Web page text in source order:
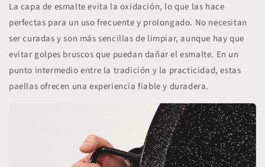
La capa de esmalte evita la oxidación, lo que las hace
perfectas para un uso frecuente y prolongado. No necesitan
ser curadas y son más sencillas de limpiar, aunque hay que
evitar golpes bruscos que puedan dañar el esmalte. En un
punto intermedio entre la tradición y la practicidad, estas
paellas ofrecen una experiencia fiable y duradera.